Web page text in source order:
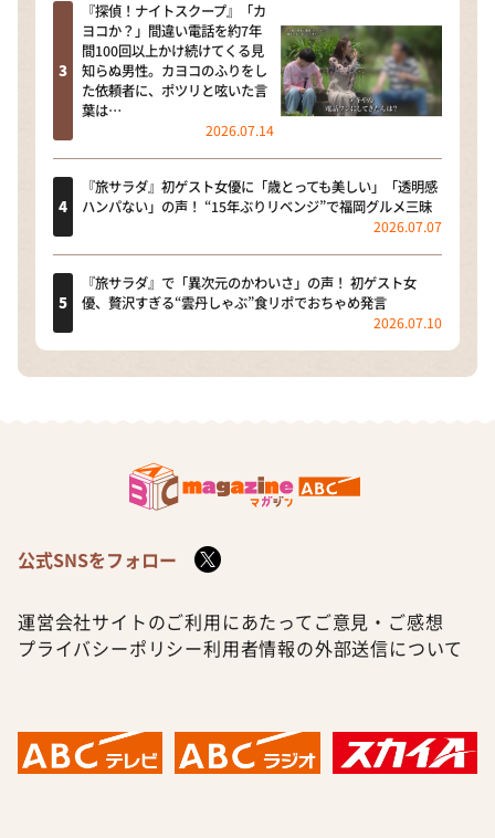
『探偵！ナイトスクープ』「カ
ヨコか？」間違い電話を約7年
間100回以上かけ続けてくる見
知らぬ男性。カヨコのふりをし
た依頼者に、ポツリと呟いた言
葉は…
2026.07.14
『旅サラダ』初ゲスト女優に「歳とっても美しい」「透明感
ハンパない」の声！ “15年ぶりリベンジ”で福岡グルメ三昧
2026.07.07
『旅サラダ』で「異次元のかわいさ」の声！ 初ゲスト女
優、贅沢すぎる“雲丹しゃぶ”食リポでおちゃめ発言
2026.07.10
公式SNSをフォロー
運営会社サイトのご利用にあたって ご意見・ご感想
プライバシーポリシー利用者情報の外部送信について